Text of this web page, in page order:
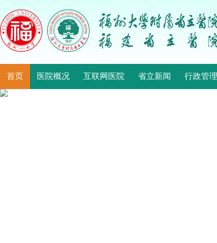
首页 医院概况 互联网医院 省立新闻 行政管理